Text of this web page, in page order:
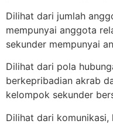
Dilihat dari jumlah
mempunyai anggota
sekunder mempunyai
Dilihat dari pola
berkepribadian akrab
kelompok sekunder
Dilihat dari